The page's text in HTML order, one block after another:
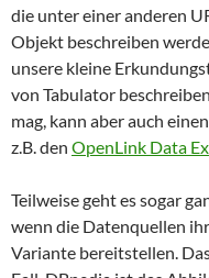
die unter einer anderen
Objekt beschreiben
unsere kleine
von Tabulator
mag, kann aber auch
z.B. den OpenLink Data
Teilweise geht es sogar
wenn die Datenquellen
Variante bereitstellen.